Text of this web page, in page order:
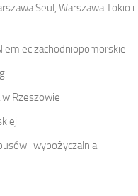
Seul, Warszawa Tokio i
zachodniopomorskie
Rzeszowie
i wypożyczalnia